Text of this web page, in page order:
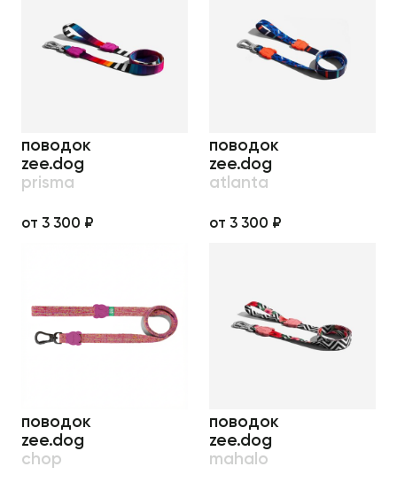
поводок
zee.dog
prisma
от 3 300 ₽
поводок
zee.dog
atlanta
от 3 300 ₽
поводок
zee.dog
chop
поводок
zee.dog
mahalo